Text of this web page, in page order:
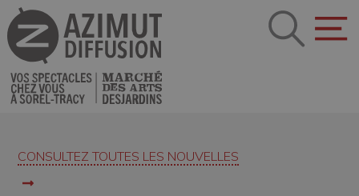
CONSULTEZ TOUTES LES NOUVELLES